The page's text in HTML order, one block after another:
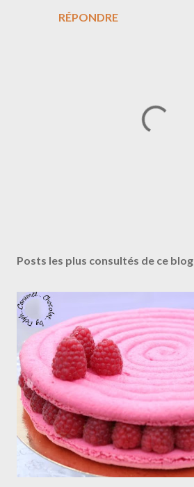
RÉPONDRE
r
i
s
r
e
r
u
n
c
o
m
Posts les plus consultés de ce blog